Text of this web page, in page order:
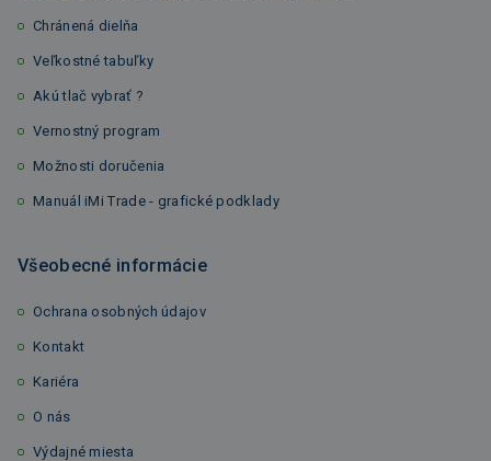
Chránená dielňa
Veľkostné tabuľky
Akú tlač vybrať ?
Vernostný program
Možnosti doručenia
Manuál iMi Trade - grafické podklady
Všeobecné informácie
Ochrana osobných údajov
Kontakt
Kariéra
O nás
Výdajné miesta